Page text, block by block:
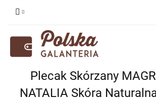
Plecak Skórzany
NATALIA Skóra